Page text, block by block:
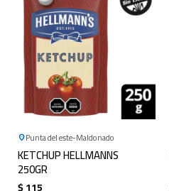
Punta del este Maldonado
KETCHUP HELLMANNS
250GR